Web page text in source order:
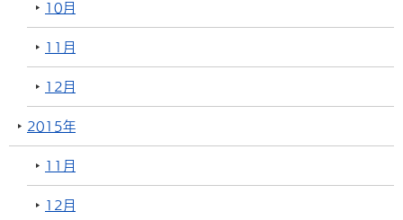
10月
11月
12月
2015年
11月
12月